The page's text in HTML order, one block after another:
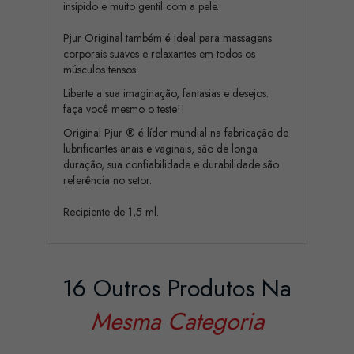
insípido e muito gentil com a pele.
Pjur Original também é ideal para massagens
corporais suaves e relaxantes em todos os
músculos tensos.
Liberte a sua imaginação, fantasias e desejos.
faça você mesmo o teste!!
Original Pjur ® é líder mundial na fabricação de
lubrificantes anais e vaginais, são de longa
duração, sua confiabilidade e durabilidade são
referência no setor.
Recipiente de 1,5 ml.
16 Outros Produtos Na
Mesma Categoria